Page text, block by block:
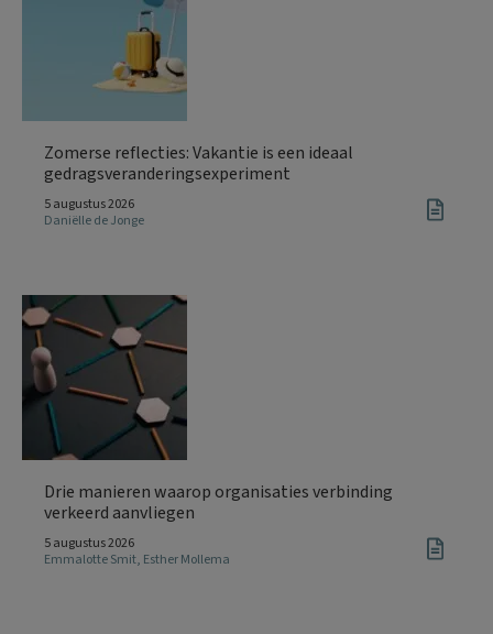
Zomerse reflecties: Vakantie is een ideaal
gedragsveranderingsexperiment
5 augustus 2026
Daniëlle de Jonge
Drie manieren waarop organisaties verbinding
verkeerd aanvliegen
5 augustus 2026
Emmalotte Smit, Esther Mollema